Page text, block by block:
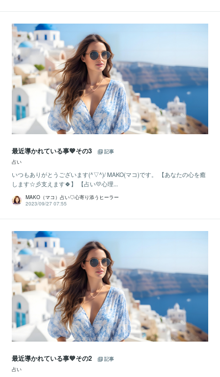
最近導かれている事💙その3
記事
占い
いつもありがとうございます(^▽^)/ MAKO(マコ)です。 【あなたの心を癒
します☆彡支えます🍀】 【占い💛心理...
MAKO（マコ）占い♡心寄り添うヒーラー
2023/09/27 07:55
最近導かれている事💙その2
記事
占い